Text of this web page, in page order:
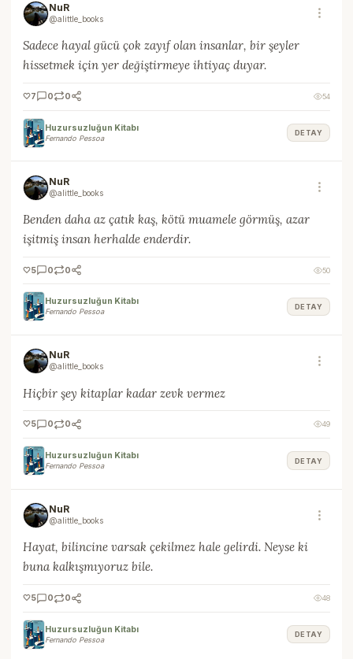
NuR
@alittle_books
Sadece hayal gücü çok zayıf olan insanlar, bir şeyler
hissetmek için yer değiştirmeye ihtiyaç duyar.
🤍7 0 0 54
Huzursuzluğun Kitabı
Fernando Pessoa
DETAY
NuR
@alittle_books
Benden daha az çatık kaş, kötü muamele görmüş, azar
işitmiş insan herhalde enderdir.
🤍5 0 0 50
Huzursuzluğun Kitabı
Fernando Pessoa
DETAY
NuR
@alittle_books
Hiçbir şey kitaplar kadar zevk vermez
🤍5 0 0 49
Huzursuzluğun Kitabı
Fernando Pessoa
DETAY
NuR
@alittle_books
Hayat, bilincine varsak çekilmez hale gelirdi. Neyse ki
buna kalkışmıyoruz bile.
🤍5 0 0 48
Huzursuzluğun Kitabı
Fernando Pessoa
DETAY